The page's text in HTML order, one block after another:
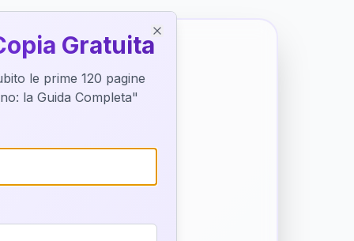
di
Gratuita
le prime 120 pagine
la Guida Completa"